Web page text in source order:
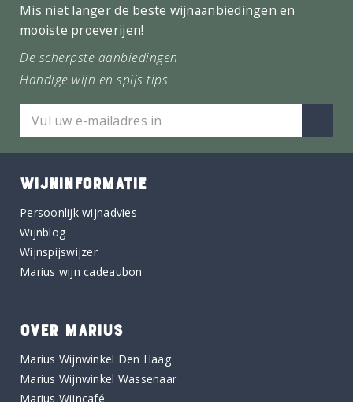
Mis niet langer de beste wijnaanbiedingen en
mooiste proeverijen!
De scherpste aanbiedingen
Handige wijn en spijs tips
WIJNINFORMATIE
Persoonlijk wijnadvies
Wijnblog
Wijnspijswijzer
Marius wijn cadeaubon
OVER MARIUS
Marius Wijnwinkel Den Haag
Marius Wijnwinkel Wassenaar
Marius Wijncafé